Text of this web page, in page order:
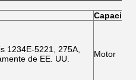
1234E-5221, 275A,
de EE. UU.
Motor